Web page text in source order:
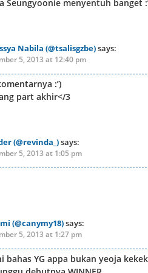
Seungyoonie menyentuh banget
Nabila (@tsalisgzbe)says:
5, 2013 at 12:40 pm
:’)
part akhir</3
(@revinda_)says:
5, 2013 at 1:05 pm
(@canymy18)says:
5, 2013 at 1:27 pm
bahas YG appa bukan yeoja